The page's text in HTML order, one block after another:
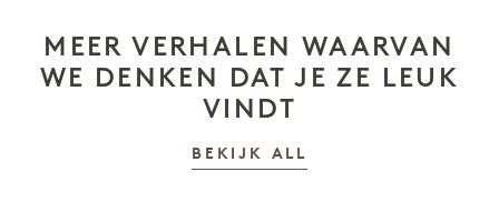
MEER VERHALEN WAARVAN
WE DENKEN DAT JE ZE LEUK
VINDT
BEKIJK ALL